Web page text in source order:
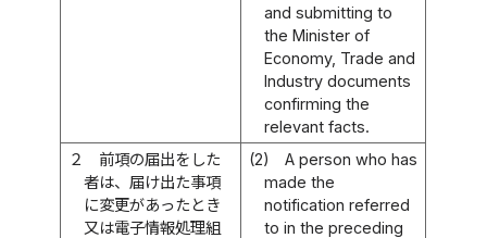
and submitting to
the Minister of
Economy, Trade and
Industry documents
confirming the
relevant facts.
２
前項の届出をした
者は、届け出た事項
に変更があったとき
又は電子情報処理組
(2)
A person who has
made the
notification referred
to in the preceding